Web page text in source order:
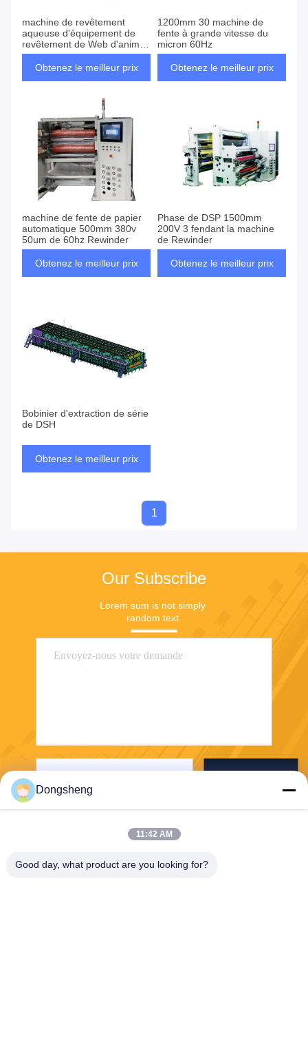
machine de revêtement
aqueuse d'équipement de
revêtement de Web d'animal
familier de machine de
revêtement d'électrode de
Obtenez le meilleur prix
1200mm 30 machine de
fente à grande vitesse du
micron 60Hz
Obtenez le meilleur prix
machine de fente de papier
automatique 500mm 380v
50um de 60hz Rewinder
Obtenez le meilleur prix
Phase de DSP 1500mm
200V 3 fendant la machine
de Rewinder
Obtenez le meilleur prix
Bobinier d'extraction de série
de DSH
Obtenez le meilleur prix
1
Our Subscribe
Lorem sum is not simply
random text.
Dongsheng
11:42 AM
Good day, what product are you looking for?